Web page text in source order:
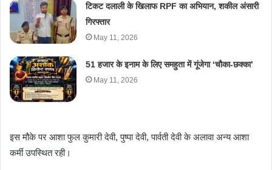
टिकट दलाली के खिलाफ RPF का अभियान, शकील अंसारी
गिरफ्तार
May 11, 2026
51 हजार के इनाम के लिए समहुता में गूंजेगा ‘चौका-छक्का’
May 11, 2026
इस मौके पर आशा फुल कुमारी देवी, पुष्पा देवी, पार्वती देवी के अलावा अन्य आशा
कर्मी उपस्थित रही।